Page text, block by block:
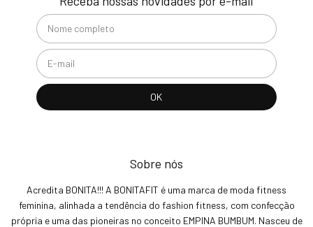
Sobre nós
Acredita BONITA!!! A BONITAFIT é uma marca de moda fitness
feminina, alinhada a tendência do fashion fitness, com confecção
própria e uma das pioneiras no conceito EMPINA BUMBUM. Nasceu de